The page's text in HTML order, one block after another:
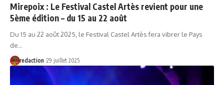
Mirepoix : Le Festival Castel Artès revient pour une
5ème édition – du 15 au 22 août
Du 15 au 22 août 2025, le Festival Castel Artès fera vibrer le Pays
de…
redaction 29 juillet 2025